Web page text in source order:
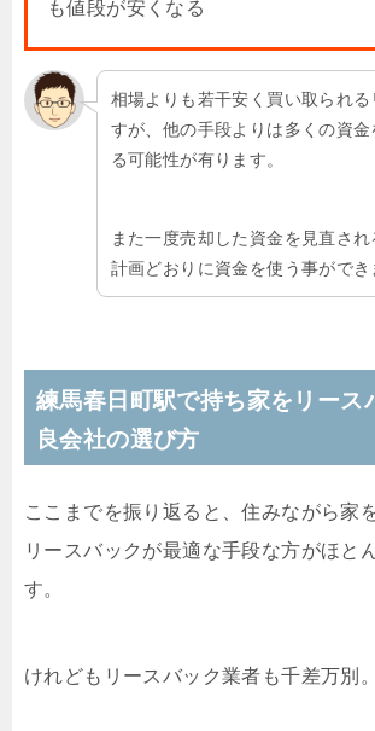
も値段が安くなる
相場よりも若干安く買い取られ
すが、他の手段よりは多くの資
る可能性が有ります。
また一度売却した資金を見直され
計画どおりに資金を使う事ができ
練馬春日町駅で持ち家をリース
良会社の選び方
ここまでを振り返ると、住みながら家
リースバックが最適な手段な方がほと
す。
けれどもリースバック業者も千差万別。